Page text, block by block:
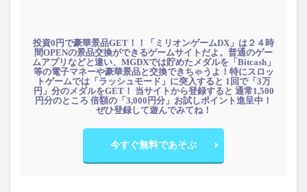
投資0円で豪華景品GET！！「ミリオンゲームDX」は２４時
間OPENの景品交換ができるゲームサイトだよ。普通のゲー
ムアプリなどと違い、MGDXでは貯めたメダルを「Bitcash」
等の電子マネーや豪華景品と交換できちゃうよ！特にスロッ
トゲームでは「ラッシュモード」に突入すると 1回で「3万
円」分のメダルをGET！ 当サイトから登録すると 通常1,500
円分のところ 倍額の「3,000円分」お試しポイント進呈中！
ぜひ登録して遊んでみてね！
今すぐ無料であそぶ